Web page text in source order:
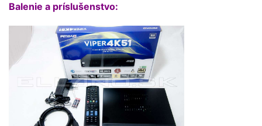
Balenie a príslušenstvo: